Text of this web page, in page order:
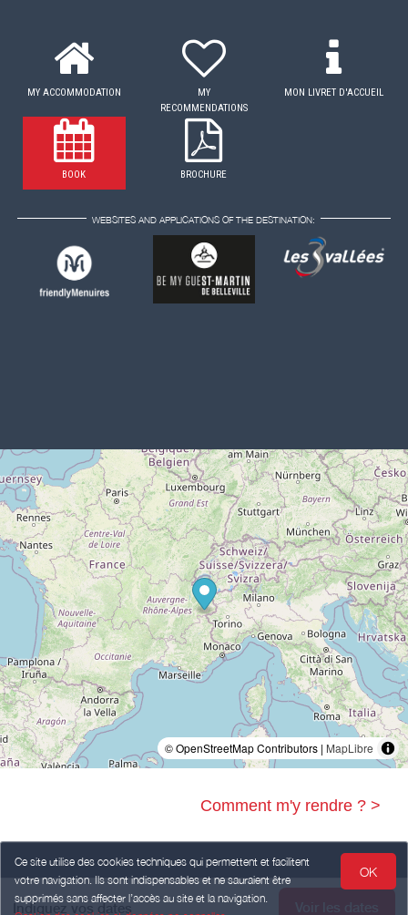
Ce site utilise des cookies techniques qui permettent et facilitent
votre navigation. Ils sont indispensables et ne sauraient être
supprimés sans affecter l’accès au site et la navigation.
OK
MY ACCOMMODATION
MY
RECOMMENDATIONS
MON LIVRET D'ACCUEIL
BOOK BROCHURE
WEBSITES AND APPLICATIONS OF THE DESTINATION:
© OpenStreetMap Contributors | MapLibre
Comment m'y rendre ? >
Legal Notice Personal data
Terms of Sales
Indiquez vos dates